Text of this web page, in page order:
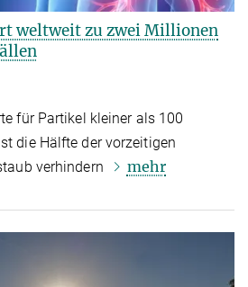
weltweit zu zwei Millionen
für Partikel kleiner als 100
die Hälfte der vorzeitigen
verhindern
mehr